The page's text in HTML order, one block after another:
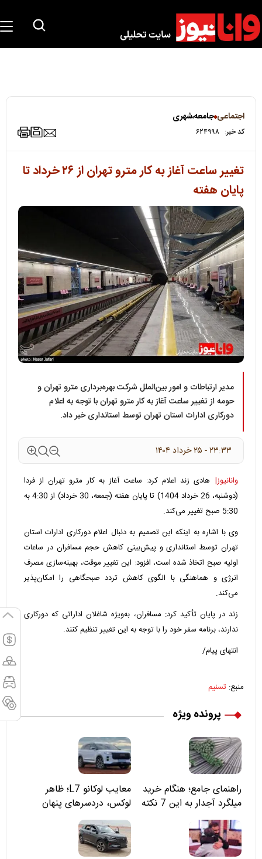
اجتماعی جامعه،شهری
کد خبر: ۶۲۴۹۹۸
تغییر ساعت آغاز به کار مترو تهران از ۲۶ خرداد تا
پایان هفته
مدیر ارتباطات و امور بین‌الملل شرکت بهره‌برداری مترو تهران و
حومه از تغییر ساعت آغاز به کار مترو تهران با توجه به اعلام
دورکاری ادارات استان تهران توسط استانداری خبر داد.
۲۳:۳۳ - ۲۵ خرداد ۱۴۰۴
وانانیوز| هادی زند اعلام کرد: ساعت آغاز به کار مترو تهران از فردا
(دوشنبه، 26 خرداد 1404) تا پایان هفته (جمعه، 30 خرداد) از 4:30 به
5:30 صبح تغییر می‌کند.
وی با اشاره به اینکه این تصمیم به دنبال اعلام دورکاری ادارات استان
تهران توسط استانداری و پیش‌بینی کاهش حجم مسافران در ساعات
اولیه صبح اتخاذ شده است، افزود: این تغییر موقت، بهینه‌سازی مصرف
انرژی و هماهنگی با الگوی کاهش تردد صبحگاهی را امکان‌پذیر
می‌کند.
زند در پایان تأکید کرد: مسافران، به‌ویژه شاغلان اداراتی که دورکاری
ندارند، برنامه سفر خود را با توجه به این تغییر تنظیم کنند.
انتهای پیام/
منبع: تسنیم
پرونده ویژه
راهنمای جامع؛ هنگام خرید
میلگرد آجدار به این 7 نکته
توجه کنید
معایب لوکانو L7؛ ظاهر
لوکس، دردسرهای پنهان